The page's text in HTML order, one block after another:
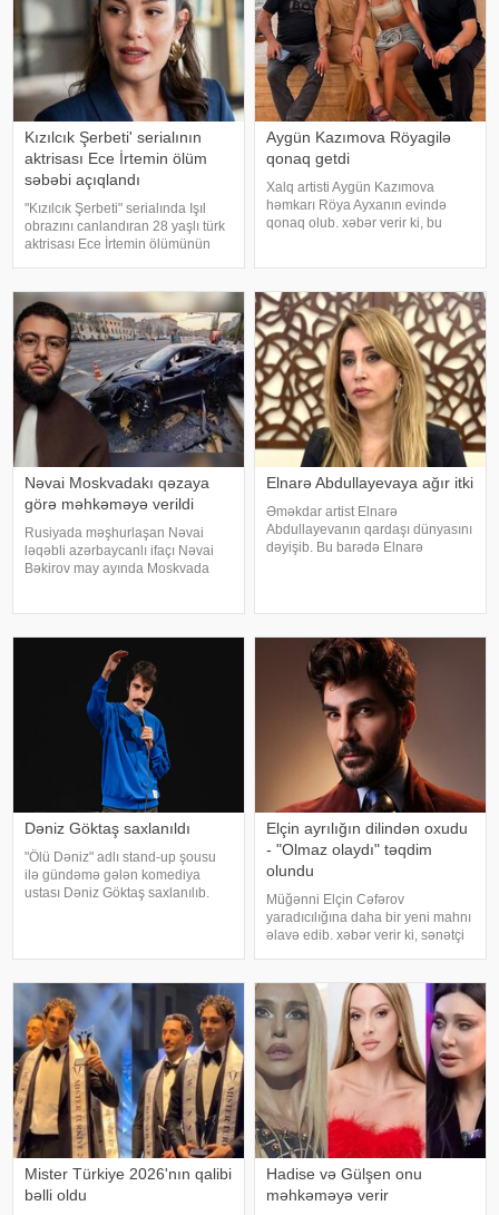
Kızılcık Şerbeti' serialının
aktrisası Ece İrtemin ölüm
səbəbi açıqlandı
"Kızılcık Şerbeti" serialında Işıl
obrazını canlandıran 28 yaşlı türk
aktrisası Ece İrtemin ölümünün
(DHA) Türkiyə Məhkəmə-Tibb
İnstitutunun rəyinə istinadə
Aygün Kazımova Röyagilə
qonaq getdi
Xalq artisti Aygün Kazımova
həmkarı Röya Ayxanın evində
qonaq olub. xəbər verir ki, bu
izləyicilərin marağına səbəb olub
Nəvai Moskvadakı qəzaya
görə məhkəməyə verildi
Rusiyada məşhurlaşan Nəvai
ləqəbli azərbaycanlı ifaçı Nəvai
Bəkirov may ayında Moskvada
görə məhkəməyə verilib. Bu
barədə TASS məlumat yayıb
Elnarə Abdullayevaya ağır itki
Əməkdar artist Elnarə
Abdullayevanın qardaşı dünyasını
dəyişib. Bu barədə Elnarə
söz ifad
Dəniz Göktaş saxlanıldı
"Ölü Dəniz" adlı stand-up şousu
ilə gündəmə gələn komediya
ustası Dəniz Göktaş saxlanılıb.
Elçin ayrılığın dilindən oxudu
- "Olmaz olaydı" təqdim
olundu
Müğənni Elçin Cəfərov
yaradıcılığına daha bir yeni mahnı
əlavə edib. xəbər verir ki, sənətçi
verib. . Bəstənin sözləri Rafael
Şabanova, musiqisi is
Mister Türkiye 2026'nın qalibi
bəlli oldu
Hadise və Gülşen onu
məhkəməyə verir